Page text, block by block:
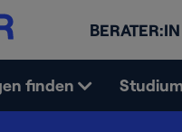
finden